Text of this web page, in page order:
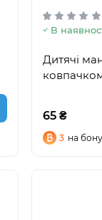
В
Дитячі
65 ₴
3 на